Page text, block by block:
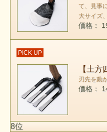
て、見事
大サイズ
価格：
PICK UP
【土
刃先を動
価格：
8位